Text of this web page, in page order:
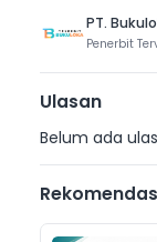
PT.
Penerbit
Ulasan
Belum ada